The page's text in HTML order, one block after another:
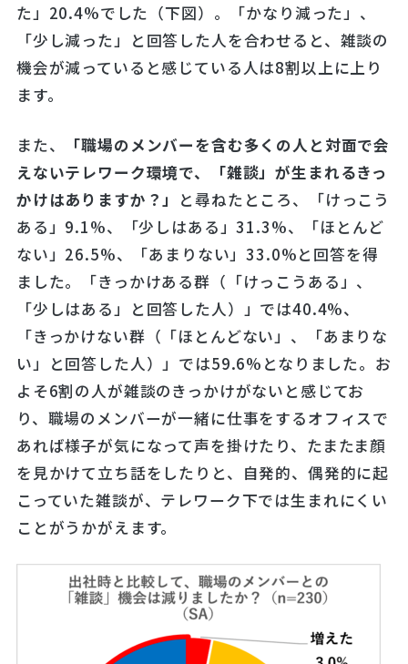
た」20.4%でした（下図）。「かなり減った」、
「少し減った」と回答した人を合わせると、雑談の
機会が減っていると感じている人は8割以上に上り
ます。
また、
「職場のメンバーを含む多くの人と対面で会
えないテレワーク環境で、「雑談」が生まれるきっ
かけはありますか？」
と尋ねたところ、「けっこう
ある」9.1%、「少しはある」31.3%、「ほとんど
ない」26.5%、「あまりない」33.0%と回答を得
ました。「きっかけある群（「けっこうある」、
「少しはある」と回答した人）」では40.4%、
「きっかけない群（「ほとんどない」、「あまりな
い」と回答した人）」では59.6%となりました。お
よそ6割の人が雑談のきっかけがないと感じてお
り、職場のメンバーが一緒に仕事をするオフィスで
あれば様子が気になって声を掛けたり、たまたま顔
を見かけて立ち話をしたりと、自発的、偶発的に起
こっていた雑談が、テレワーク下では生まれにくい
ことがうかがえます。